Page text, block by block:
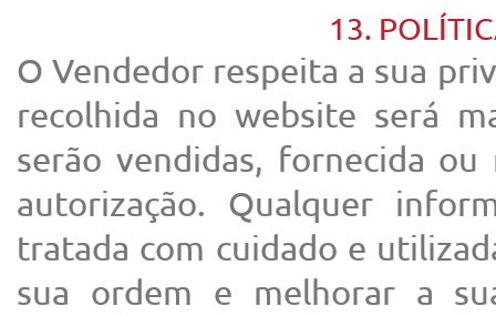
13.
O Vendedor respeita a sua
recolhida no website será
serão vendidas, fornecida
autorização. Qualquer
tratada com cuidado e
sua ordem e melhorar a